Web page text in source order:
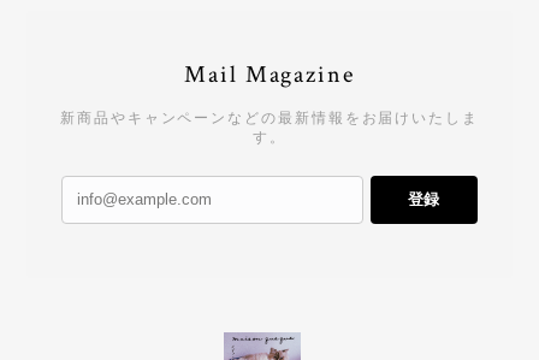
Mail Magazine
新商品やキャンペーンなどの最新情報をお届けいたしま
す。
登録